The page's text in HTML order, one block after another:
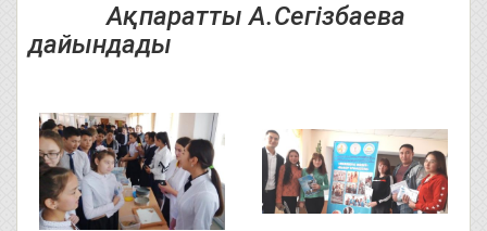
Ақпаратты А.Сегізбаева
дайындады